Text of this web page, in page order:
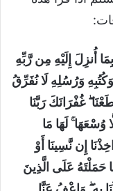
أُنزِلَ إِلَيْهِ مِن رَّبِّهِ
وَرُسُلِهِ لَا نُفَرِّقُ
غُفْرَانَكَ رَبَّنَا
وُسْعَهَا ۚ لَهَا مَا
إِن نَّسِينَا أَوْ
حَمَلْتَهُ عَلَى الَّذِينَ